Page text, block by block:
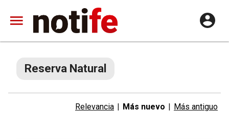
Reserva Natural
Relevancia | Más nuevo | Más antiguo